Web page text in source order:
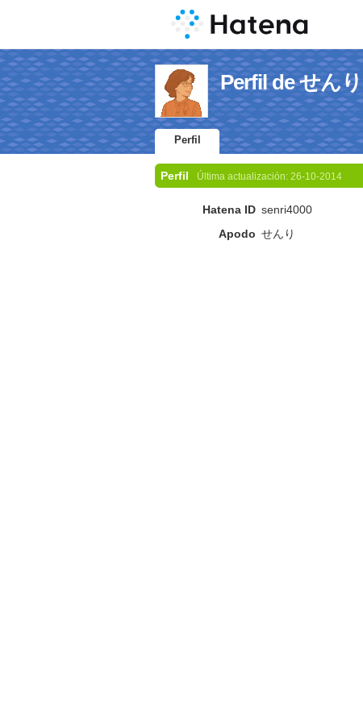
Perfil de せんり
Perfil
Perfil Última actualización: 26-10-2014
Hatena ID senri4000
Apodo せんり